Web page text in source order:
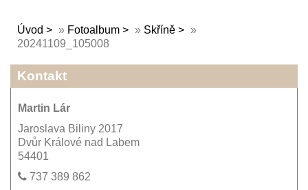
Úvod » Fotoalbum » Skříně
»
20241109_105008
Kontakt
Martin Lár
Jaroslava Biliny 2017
Dvůr Králové nad Labem
54401
737 389 862